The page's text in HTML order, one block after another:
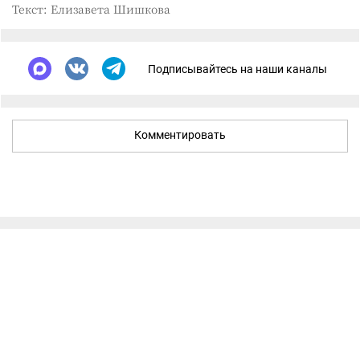
Текст: Елизавета Шишкова
Подписывайтесь на наши каналы
Комментировать